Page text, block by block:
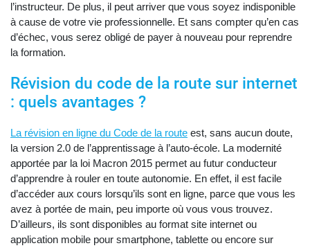
l’instructeur. De plus, il peut arriver que vous soyez indisponible
à cause de votre vie professionnelle. Et sans compter qu’en cas
d’échec, vous serez obligé de payer à nouveau pour reprendre
la formation.
Révision du code de la route sur internet
: quels avantages ?
La révision en ligne du Code de la route est, sans aucun doute,
la version 2.0 de l’apprentissage à l’auto-école. La modernité
apportée par la loi Macron 2015 permet au futur conducteur
d’apprendre à rouler en toute autonomie. En effet, il est facile
d’accéder aux cours lorsqu’ils sont en ligne, parce que vous les
avez à portée de main, peu importe où vous vous trouvez.
D’ailleurs, ils sont disponibles au format site internet ou
application mobile pour smartphone, tablette ou encore sur